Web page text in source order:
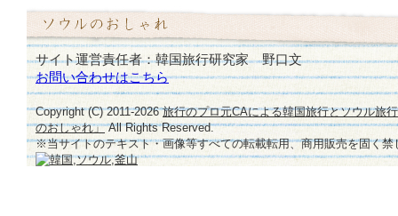
サイト運営責任者：韓国旅行研究家 野口文
お問い合わせはこちら
Copyright (C) 2011-2026旅行のプロ元CAによる韓国旅行とソウル旅
のおしゃれ」All Rights Reserved.
※当サイトのテキスト・画像等すべての転載転用、商用販売を固く禁